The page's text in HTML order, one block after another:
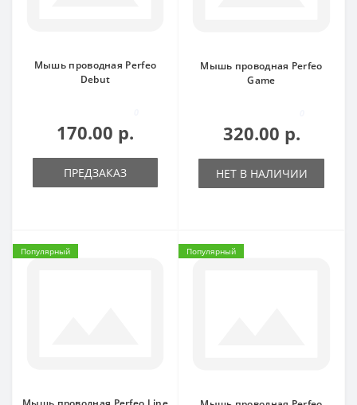
Мышь проводная Perfeo
Debut
170.00 р.
ПРЕДЗАКАЗ
Мышь проводная Perfeo
Game
320.00 р.
НЕТ В НАЛИЧИИ
Популярный Популярный